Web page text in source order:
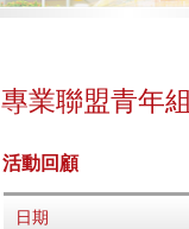
專業聯盟青年
活動回顧
日期